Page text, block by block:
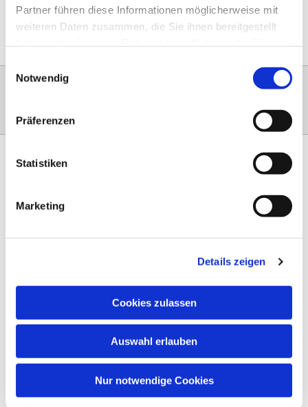
Partner führen diese Informationen möglicherweise mit
weiteren Daten zusammen, die Sie ihnen bereitgestellt
Einwilligungsauswahl
Notwendig
Präferenzen
Statistiken
Marketing
Details zeigen
Cookies zulassen
Auswahl erlauben
Nur notwendige Cookies
Impressum und zu unseremDatenschutz.
0151 68134038
Datenschutz
AGB
Widerruf